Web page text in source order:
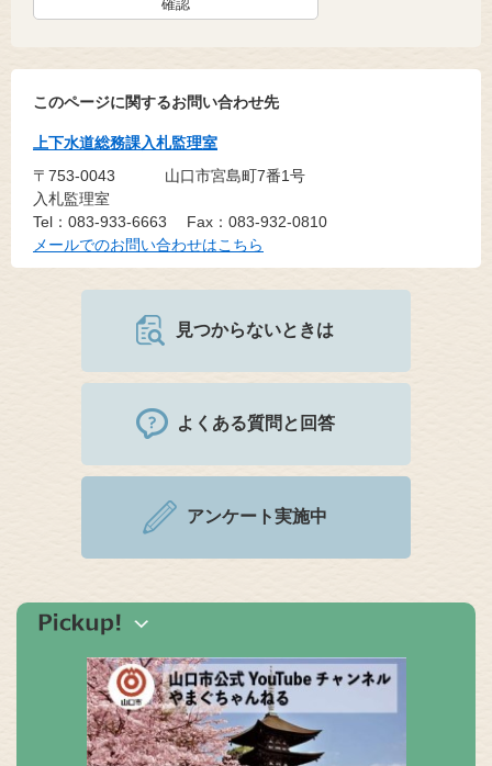
このページに関するお問い合わせ先
上下水道総務課入札監理室
〒753-0043
山口市宮島町7番1号
入札監理室
Tel：083-933-6663
Fax：083-932-0810
メールでのお問い合わせはこちら
見つからないときは
よくある質問と回答
アンケート実施中